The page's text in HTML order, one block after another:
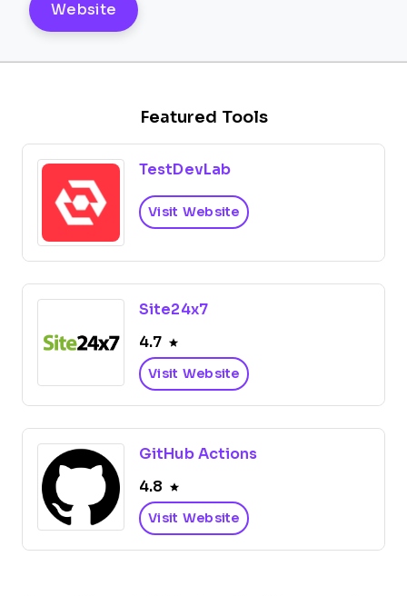
Website
Featured Tools
TestDevLab
Visit Website
Site24x7
4.7
Visit Website
GitHub Actions
4.8
Visit Website